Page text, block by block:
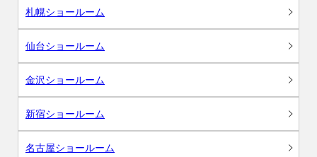
札幌ショールーム
仙台ショールーム
金沢ショールーム
新宿ショールーム
名古屋ショールーム